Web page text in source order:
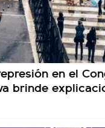
en el
brinde